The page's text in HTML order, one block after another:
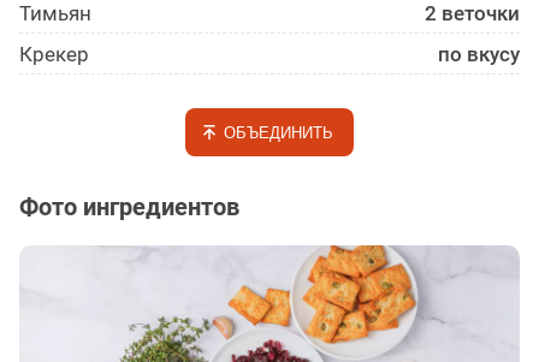
Тимьян
2 веточки
Крекер
по вкусу
ОБЪЕДИНИТЬ
Фото ингредиентов